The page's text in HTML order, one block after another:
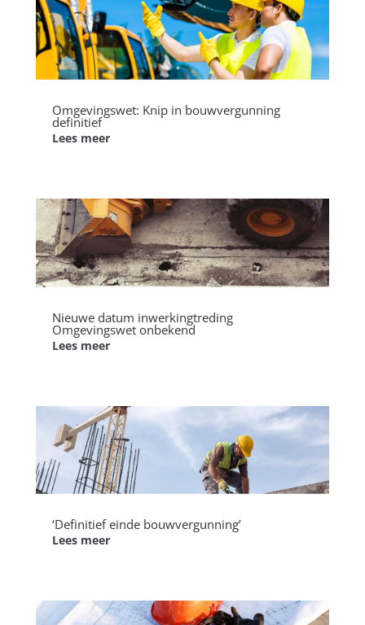
Omgevingswet: Knip in bouwvergunning
definitief
Lees meer
Nieuwe datum inwerkingtreding
Omgevingswet onbekend
Lees meer
‘Definitief einde bouwvergunning’
Lees meer